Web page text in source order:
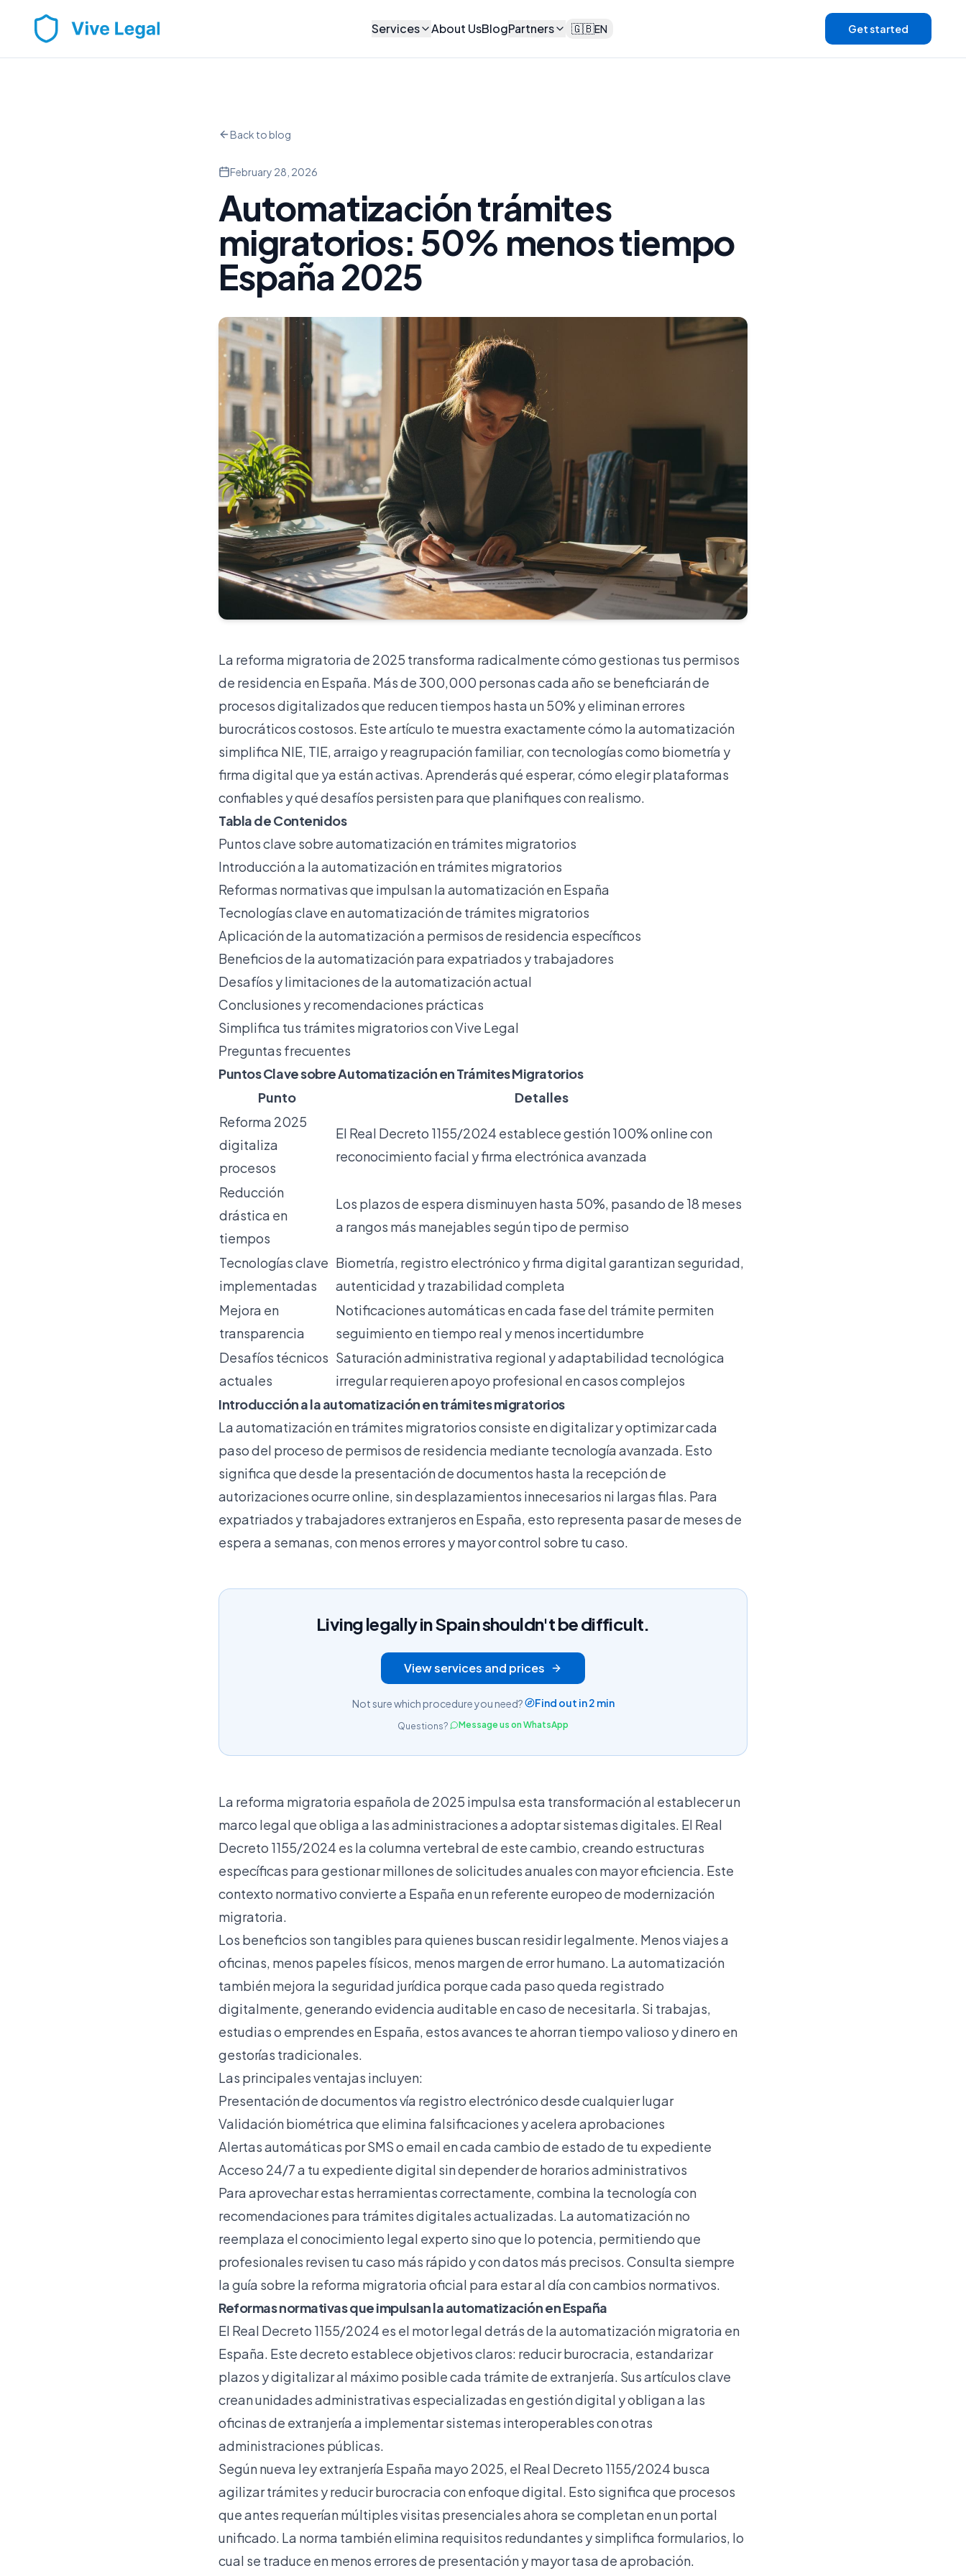
Services About UsBlogPartners 🇬🇧EN Get started
Back to blog
February 28, 2026
Automatización trámites
migratorios: 50% menos tiempo
España 2025
La reforma migratoria de 2025 transforma radicalmente cómo gestionas tus permisos
de residencia en España. Más de 300,000 personas cada año se beneficiarán de
procesos digitalizados que reducen tiempos hasta un 50% y eliminan errores
burocráticos costosos. Este artículo te muestra exactamente cómo la automatización
simplifica NIE, TIE, arraigo y reagrupación familiar, con tecnologías como biometría y
firma digital que ya están activas. Aprenderás qué esperar, cómo elegir plataformas
confiables y qué desafíos persisten para que planifiques con realismo.
Tabla de Contenidos
Puntos clave sobre automatización en trámites migratorios
Introducción a la automatización en trámites migratorios
Reformas normativas que impulsan la automatización en España
Tecnologías clave en automatización de trámites migratorios
Aplicación de la automatización a permisos de residencia específicos
Beneficios de la automatización para expatriados y trabajadores
Desafíos y limitaciones de la automatización actual
Conclusiones y recomendaciones prácticas
Simplifica tus trámites migratorios con Vive Legal
Preguntas frecuentes
Puntos Clave sobre Automatización en Trámites Migratorios
Punto
Detalles
Reforma 2025
digitaliza
procesos
El Real Decreto 1155/2024 establece gestión 100% online con
reconocimiento facial y firma electrónica avanzada
Reducción
drástica en
tiempos
Los plazos de espera disminuyen hasta 50%, pasando de 18 meses
a rangos más manejables según tipo de permiso
Tecnologías clave
implementadas
Biometría, registro electrónico y firma digital garantizan seguridad,
autenticidad y trazabilidad completa
Mejora en
transparencia
Notificaciones automáticas en cada fase del trámite permiten
seguimiento en tiempo real y menos incertidumbre
Desafíos técnicos
actuales
Saturación administrativa regional y adaptabilidad tecnológica
irregular requieren apoyo profesional en casos complejos
Introducción a la automatización en trámites migratorios
La automatización en trámites migratorios consiste en digitalizar y optimizar cada
paso del proceso de permisos de residencia mediante tecnología avanzada. Esto
significa que desde la presentación de documentos hasta la recepción de
autorizaciones ocurre online, sin desplazamientos innecesarios ni largas filas. Para
expatriados y trabajadores extranjeros en España, esto representa pasar de meses de
espera a semanas, con menos errores y mayor control sobre tu caso.
Living legally in Spain shouldn't be difficult.
View services and prices
Not sure which procedure you need? Find out in 2 min
Questions? Message us on WhatsApp
La reforma migratoria española de 2025 impulsa esta transformación al establecer un
marco legal que obliga a las administraciones a adoptar sistemas digitales. El Real
Decreto 1155/2024 es la columna vertebral de este cambio, creando estructuras
específicas para gestionar millones de solicitudes anuales con mayor eficiencia. Este
contexto normativo convierte a España en un referente europeo de modernización
migratoria.
Los beneficios son tangibles para quienes buscan residir legalmente. Menos viajes a
oficinas, menos papeles físicos, menos margen de error humano. La automatización
también mejora la seguridad jurídica porque cada paso queda registrado
digitalmente, generando evidencia auditable en caso de necesitarla. Si trabajas,
estudias o emprendes en España, estos avances te ahorran tiempo valioso y dinero en
gestorías tradicionales.
Las principales ventajas incluyen:
Presentación de documentos vía registro electrónico desde cualquier lugar
Validación biométrica que elimina falsificaciones y acelera aprobaciones
Alertas automáticas por SMS o email en cada cambio de estado de tu expediente
Acceso 24/7 a tu expediente digital sin depender de horarios administrativos
Para aprovechar estas herramientas correctamente, combina la tecnología con
recomendaciones para trámites digitalesactualizadas. La automatización no
reemplaza el conocimiento legal experto sino que lo potencia, permitiendo que
profesionales revisen tu caso más rápido y con datos más precisos. Consulta siempre
la guía sobre la reforma migratoria oficial para estar al día con cambios normativos.
Reformas normativas que impulsan la automatización en España
El Real Decreto 1155/2024 es el motor legal detrás de la automatización migratoria en
España. Este decreto establece objetivos claros: reducir burocracia, estandarizar
plazos y digitalizar al máximo posible cada trámite de extranjería. Sus artículos clave
crean unidades administrativas especializadas en gestión digital y obligan a las
oficinas de extranjería a implementar sistemas interoperables con otras
administraciones públicas.
Segúnnueva ley extranjería España mayo 2025 , el Real Decreto 1155/2024 busca
agilizar trámites y reducir burocracia con enfoque digital. Esto significa que procesos
que antes requerían múltiples visitas presenciales ahora se completan en un portal
unificado. La norma también elimina requisitos redundantes y simplifica formularios, lo
cual se traduce en menos errores de presentación y mayor tasa de aprobación.